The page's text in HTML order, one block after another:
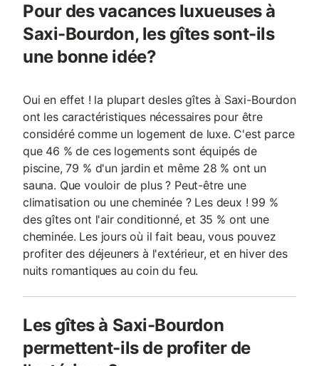
Pour des vacances luxueuses à
Saxi-Bourdon, les gîtes sont-ils
une bonne idée?
Oui en effet ! la plupart desles gîtes à Saxi-Bourdon
ont les caractéristiques nécessaires pour être
considéré comme un logement de luxe. C'est parce
que 46 % de ces logements sont équipés de
piscine, 79 % d'un jardin et même 28 % ont un
sauna. Que vouloir de plus ? Peut-être une
climatisation ou une cheminée ? Les deux ! 99 %
des gîtes ont l'air conditionné, et 35 % ont une
cheminée. Les jours où il fait beau, vous pouvez
profiter des déjeuners à l'extérieur, et en hiver des
nuits romantiques au coin du feu.
Les gîtes à Saxi-Bourdon
permettent-ils de profiter de